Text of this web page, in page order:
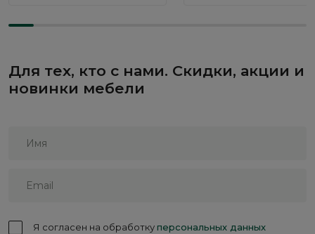
Для тех, кто с нами. Скидки, акции и
новинки мебели
Я согласен на обработкуперсональных данных